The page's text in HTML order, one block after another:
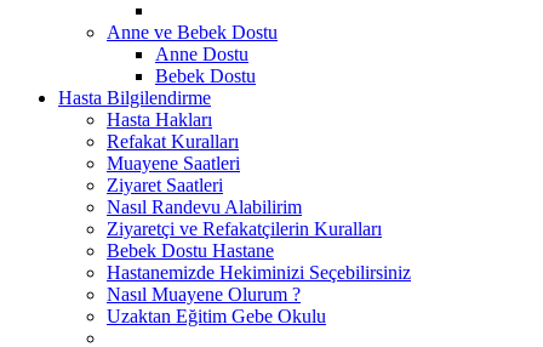
Anne ve Bebek Dostu
Anne Dostu
Bebek Dostu
Hasta Bilgilendirme
Hasta Hakları
Refakat Kuralları
Muayene Saatleri
Ziyaret Saatleri
Nasıl Randevu Alabilirim
Ziyaretçi ve Refakatçilerin Kuralları
Bebek Dostu Hastane
Hastanemizde Hekiminizi Seçebilirsiniz
Nasıl Muayene Olurum ?
Uzaktan Eğitim Gebe Okulu